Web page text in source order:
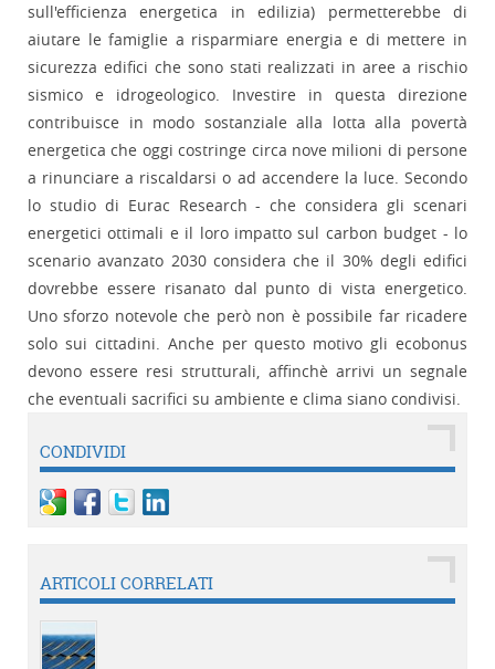
sull'efficienza energetica in edilizia) permetterebbe di
aiutare le famiglie a risparmiare energia e di mettere in
sicurezza edifici che sono stati realizzati in aree a rischio
sismico e idrogeologico. Investire in questa direzione
contribuisce in modo sostanziale alla lotta alla povertà
energetica che oggi costringe circa nove milioni di persone
a rinunciare a riscaldarsi o ad accendere la luce. Secondo
lo studio di Eurac Research - che considera gli scenari
energetici ottimali e il loro impatto sul carbon budget - lo
scenario avanzato 2030 considera che il 30% degli edifici
dovrebbe essere risanato dal punto di vista energetico.
Uno sforzo notevole che però non è possibile far ricadere
solo sui cittadini. Anche per questo motivo gli ecobonus
devono essere resi strutturali, affinchè arrivi un segnale
che eventuali sacrifici su ambiente e clima siano condivisi.
CONDIVIDI
ARTICOLI CORRELATI